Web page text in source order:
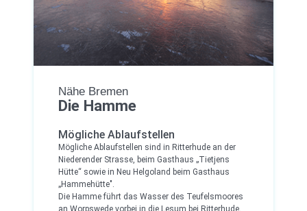
Nähe Bremen
Die Hamme
Mögliche Ablaufstellen
Mögliche Ablaufstellen sind in Ritterhude an der
Niederender Strasse, beim Gasthaus „Tietjens
Hütte“ sowie in Neu Helgoland beim Gasthaus
„Hammehütte".
Die Hamme führt das Wasser des Teufelsmoores
an Worpswede vorbei in die Lesum bei Ritterhude.